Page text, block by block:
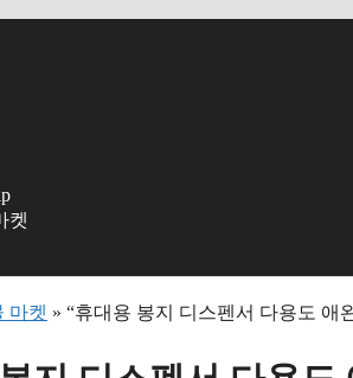
켓
마켓 » “휴대용 봉지 디스펜서 다용도 애